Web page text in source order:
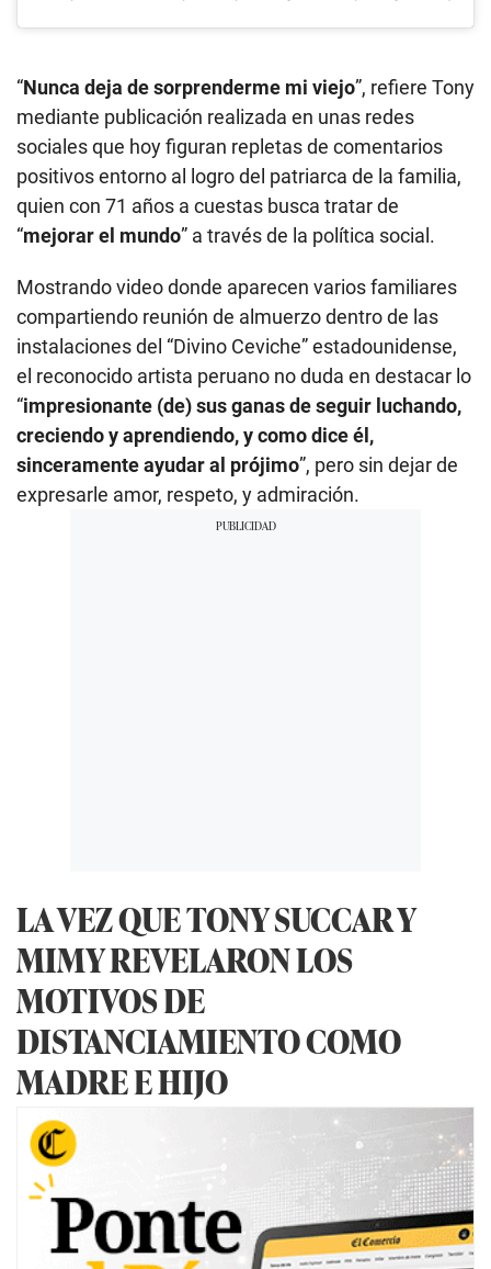
“Nunca deja de sorprenderme mi viejo”, refiere Tony
mediante publicación realizada en unas redes
sociales que hoy figuran repletas de comentarios
positivos entorno al logro del patriarca de la familia,
quien con 71 años a cuestas busca tratar de
“mejorar el mundo” a través de la política social.
Mostrando video donde aparecen varios familiares
compartiendo reunión de almuerzo dentro de las
instalaciones del “Divino Ceviche” estadounidense,
el reconocido artista peruano no duda en destacar lo
“impresionante (de) sus ganas de seguir luchando,
creciendo y aprendiendo, y como dice él,
sinceramente ayudar al prójimo”, pero sin dejar de
expresarle amor, respeto, y admiración.
LA VEZ QUE TONY SUCCAR Y
MIMY REVELARON LOS
MOTIVOS DE
DISTANCIAMIENTO COMO
MADRE E HIJO